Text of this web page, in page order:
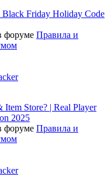
Friday Holiday Code
форуме Правила и
Store? | Real Player
2025
форуме Правила и